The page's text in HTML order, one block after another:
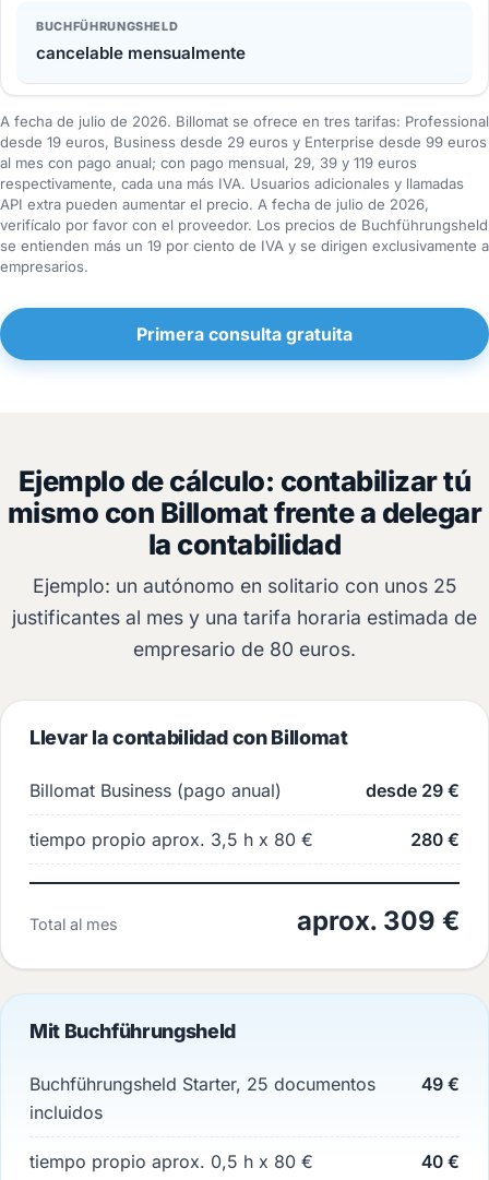
cancelable mensualmente
A fecha de julio de 2026. Billomat se ofrece en tres tarifas: Professional
desde 19 euros, Business desde 29 euros y Enterprise desde 99 euros
al mes con pago anual; con pago mensual, 29, 39 y 119 euros
respectivamente, cada una más IVA. Usuarios adicionales y llamadas
API extra pueden aumentar el precio. A fecha de julio de 2026,
verifícalo por favor con el proveedor. Los precios de Buchführungsheld
se entienden más un 19 por ciento de IVA y se dirigen exclusivamente a
empresarios.
Primera consulta gratuita
Ejemplo de cálculo: contabilizar tú
mismo con Billomat frente a delegar
la contabilidad
Ejemplo: un autónomo en solitario con unos 25
justificantes al mes y una tarifa horaria estimada de
empresario de 80 euros.
Llevar la contabilidad con Billomat
Billomat Business (pago anual) desde 29 €
tiempo propio aprox. 3,5 h x 80 € 280 €
Total al mes aprox. 309 €
Mit Buchführungsheld
Buchführungsheld Starter, 25 documentos
incluidos
49 €
tiempo propio aprox. 0,5 h x 80 € 40 €